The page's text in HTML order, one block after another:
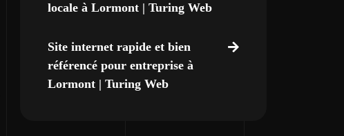
locale à Lormont | Turing Web
Site internet rapide et bien
référencé pour entreprise à
Lormont | Turing Web